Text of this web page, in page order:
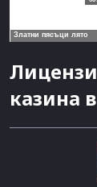
казина